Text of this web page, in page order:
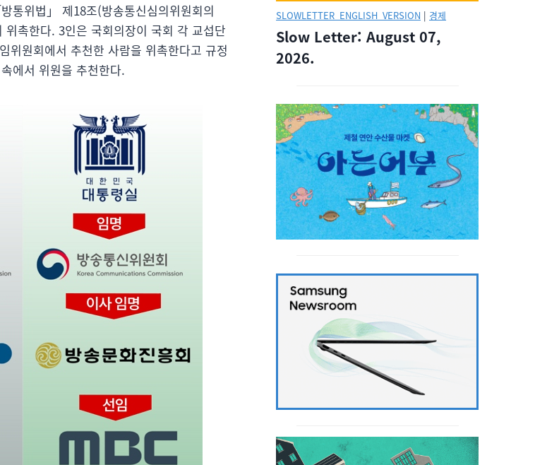
통위법」 제18조(방송통신심의위원회의
촉한다. 3인은 국회의장이 국회 각 교섭단
위원회에서 추천한 사람을 위촉한다고 규정
에서 위원을 추천한다.
SLOWLETTER_ENGLISH_VERSION | 경제
Slow Letter: August 07,
2026.